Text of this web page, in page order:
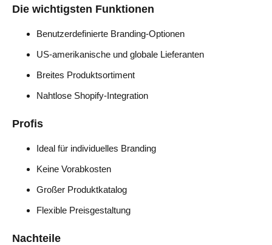
Die wichtigsten Funktionen
Benutzerdefinierte Branding-Optionen
US-amerikanische und globale Lieferanten
Breites Produktsortiment
Nahtlose Shopify-Integration
Profis
Ideal für individuelles Branding
Keine Vorabkosten
Großer Produktkatalog
Flexible Preisgestaltung
Nachteile